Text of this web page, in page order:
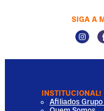
SIGA A
INSTITUCIONAL!
Afiliados